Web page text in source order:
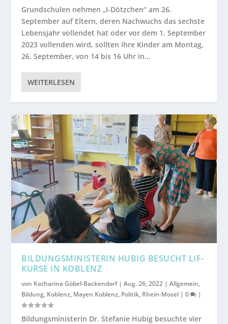
Grundschulen nehmen „I-Dötzchen“ am 26.
September auf Eltern, deren Nachwuchs das sechste
Lebensjahr vollendet hat oder vor dem 1. September
2023 vollenden wird, sollten ihre Kinder am Montag,
26. September, von 14 bis 16 Uhr in...
WEITERLESEN
BILDUNGSMINISTERIN HUBIG BESUCHT LIF-
KURSE IN KOBLENZ
von Katharina Göbel-Backendorf|Aug. 26, 2022 |Allgemein,
Bildung, Koblenz, Mayen Koblenz, Politik, Rhein-Mosel |0 |
Bildungsministerin Dr. Stefanie Hubig besuchte vier